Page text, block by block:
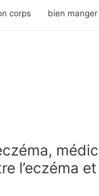
corps bien manger
l’eczéma et